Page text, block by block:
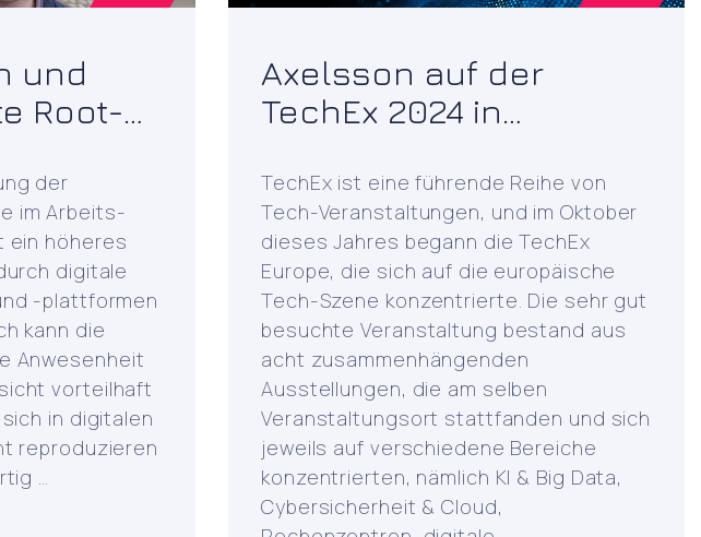
und
Root-
der
im Arbeits-
ein höheres
digitale
-plattformen
kann die
Anwesenheit
vorteilhaft
in digitalen
reproduzieren
…
Axelsson auf der
TechEx 2024 in
TechEx ist eine führende Reihe von
Tech-Veranstaltungen, und im Oktober
dieses Jahres begann die TechEx
Europe, die sich auf die europäische
Tech-Szene konzentrierte. Die sehr gut
besuchte Veranstaltung bestand aus
acht zusammenhängenden
Ausstellungen, die am selben
Veranstaltungsort stattfanden und sich
jeweils auf verschiedene Bereiche
konzentrierten, nämlich KI & Big Data,
Cybersicherheit & Cloud,